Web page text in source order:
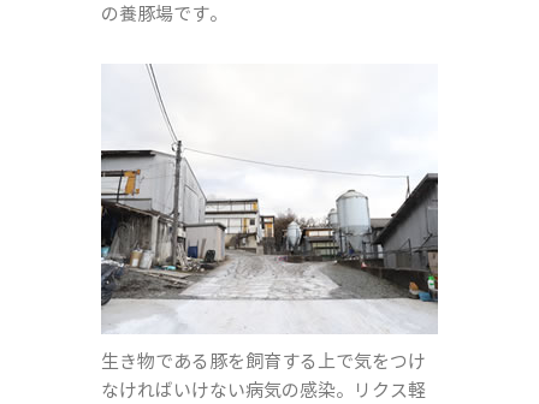
の養豚場です。
生き物である豚を飼育する上で気をつけ
なければいけない病気の感染。リクス軽